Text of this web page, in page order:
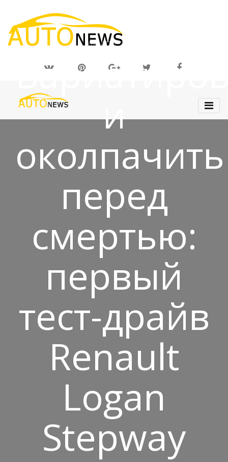
04 АПР 2019
и
околпачить
перед
смертью:
первый
тест-драйв
Renault
Logan
Stepway